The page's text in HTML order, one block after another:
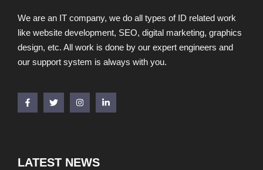
We are an IT company, we do all types of ID related work
like website development, SEO, digital marketing, graphics
design, etc. All work is done by our expert engineers and
our support system is always with you.
LATEST NEWS